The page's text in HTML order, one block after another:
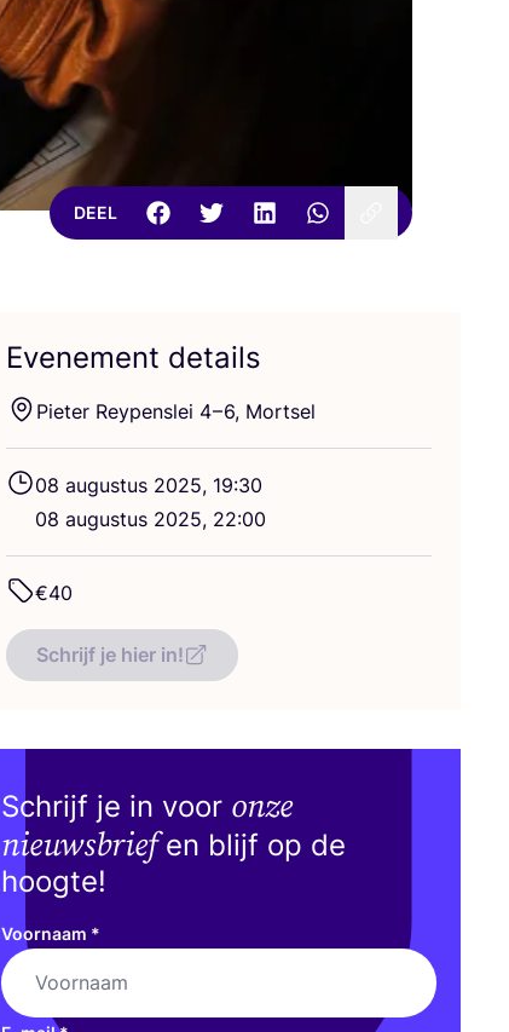
DEEL
Evenement details
Pie­ter Rey­pen­s­lei 4–6, Mortsel
08 augus­tus 2025, 19:30
08 augus­tus 2025, 22:00
€40
Schrijf je hier in!
Schrijf je in voor onze
nieuwsbriefen blijf op de
hoogte!
Voornaam *